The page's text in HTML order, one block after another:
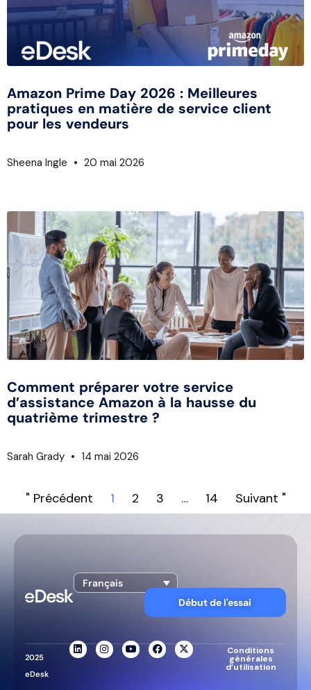
Amazon Prime Day 2026 : Meilleures
pratiques en matière de service client
pour les vendeurs
Sheena Ingle 20 mai 2026
Comment préparer votre service
d’assistance Amazon à la hausse du
quatrième trimestre ?
Sarah Grady 14 mai 2026
" Précédent 1 2 3 … 14 Suivant "
Français
Début de l'essai
2025
eDesk
Conditions
générales
d’utilisation